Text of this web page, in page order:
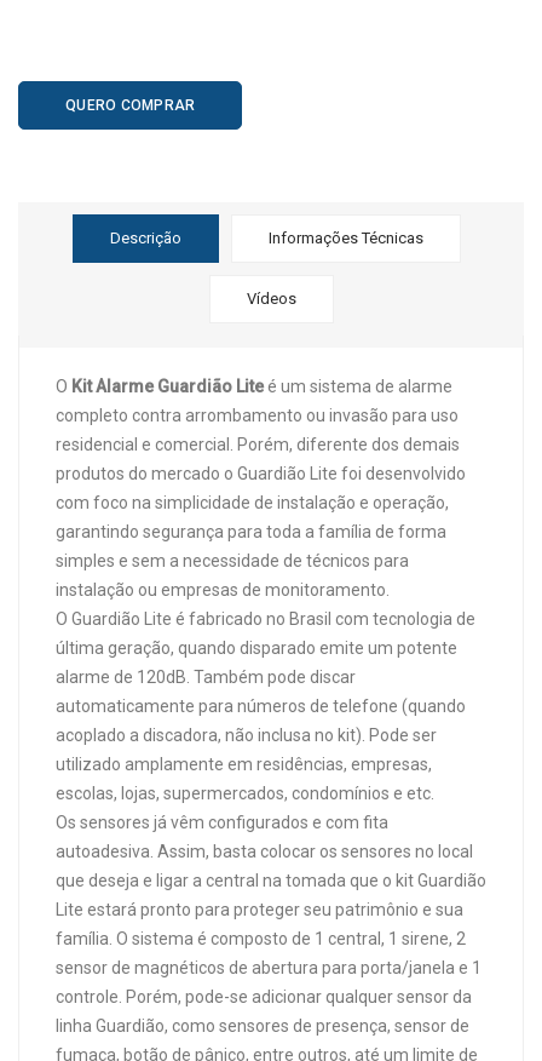
QUERO COMPRAR
Descrição Informações Técnicas
Vídeos
O Kit Alarme Guardião Liteé um sistema de alarme
completo contra arrombamento ou invasão para uso
residencial e comercial. Porém, diferente dos demais
produtos do mercado o Guardião Lite foi desenvolvido
com foco na simplicidade de instalação e operação,
garantindo segurança para toda a família de forma
simples e sem a necessidade de técnicos para
instalação ou empresas de monitoramento.
O Guardião Lite é fabricado no Brasil com tecnologia de
última geração, quando disparado emite um potente
alarme de 120dB. Também pode discar
automaticamente para números de telefone (quando
acoplado a discadora, não inclusa no kit). Pode ser
utilizado amplamente em residências, empresas,
escolas, lojas, supermercados, condomínios e etc.
Os sensores já vêm configurados e com fita
autoadesiva. Assim, basta colocar os sensores no local
que deseja e ligar a central na tomada que o kit Guardião
Lite estará pronto para proteger seu patrimônio e sua
família. O sistema é composto de 1 central, 1 sirene, 2
sensor de magnéticos de abertura para porta/janela e 1
controle. Porém, pode-se adicionar qualquer sensor da
linha Guardião, como sensores de presença, sensor de
fumaça, botão de pânico, entre outros, até um limite de